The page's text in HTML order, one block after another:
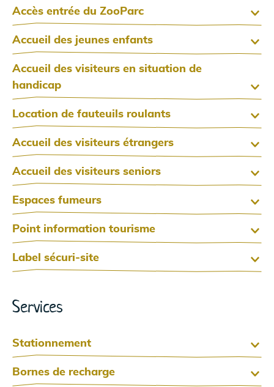
Accès entrée du ZooParc
Accueil des jeunes enfants
Accueil des visiteurs en situation de
handicap
Location de fauteuils roulants
Accueil des visiteurs étrangers
Accueil des visiteurs seniors
Espaces fumeurs
Point information tourisme
Label sécuri-site
Services
Stationnement
Bornes de recharge